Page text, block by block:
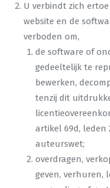
U verbindt zich
website en de
verboden om,
de software of
gedeeltelijk te
bewerken,
tenzij dit
artikel 69d, leden
auteurswet;
overdragen,
geven, verhuren,